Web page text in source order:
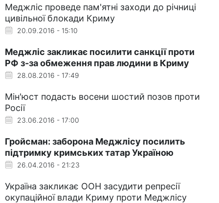
Меджліс проведе пам'ятні заходи до річниці
цивільної блокади Криму
20.09.2016 - 15:10
Меджліс закликає посилити санкції проти
РФ з-за обмеження прав людини в Криму
28.08.2016 - 17:49
Мін'юст подасть восени шостий позов проти
Росії
23.06.2016 - 17:00
Гройсман: заборона Меджлісу посилить
підтримку кримських татар Україною
26.04.2016 - 21:23
Україна закликає ООН засудити репресії
окупаційної влади Криму проти Меджлісу